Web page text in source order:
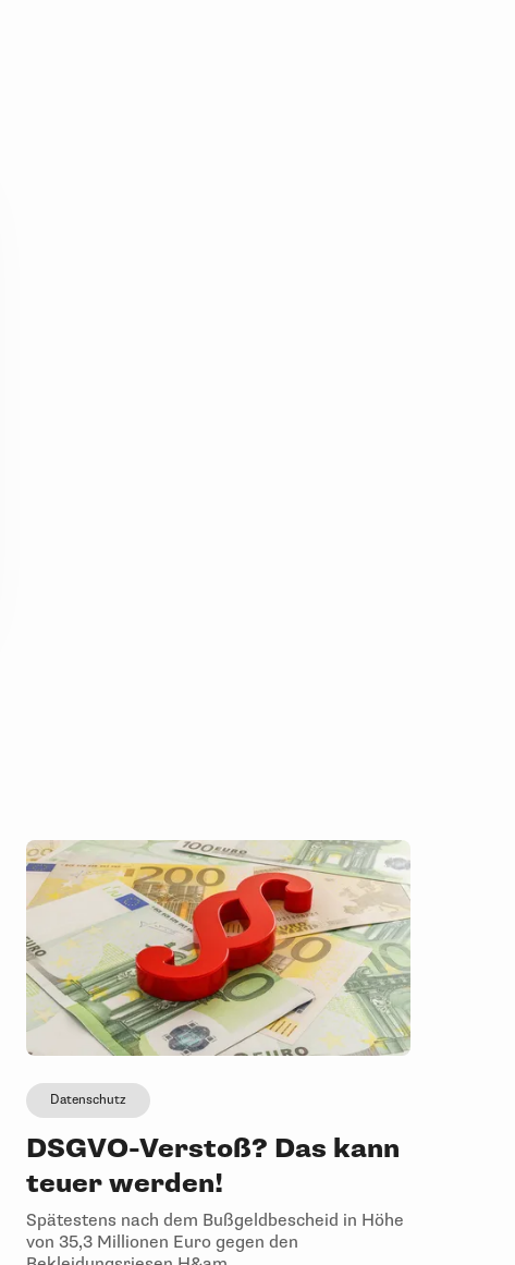
Datenschutz
DSGVO-Verstoß? Das kann
teuer werden!
Spätestens nach dem Bußgeldbescheid in Höhe
von 35,3 Millionen Euro gegen den